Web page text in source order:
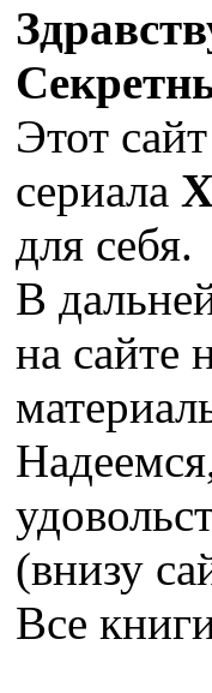
Этот
сериала
для себя.
В
на сайте
(внизу
Все